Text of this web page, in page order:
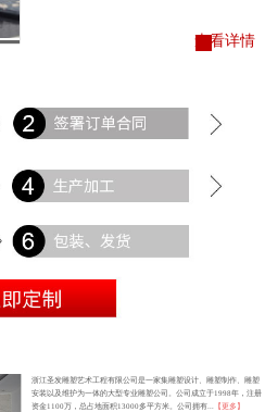
查看详情
浙江圣发雕塑艺术工程有限公司是一家集雕塑设计、雕塑制作、雕塑
安装以及维护为一体的大型专业雕塑公司。公司成立于1998年，注册
资金1100万，总占地面积13000多平方米。公司拥有...
【更多】